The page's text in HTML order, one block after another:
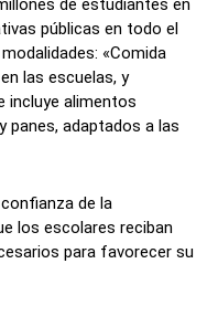
de estudiantes en
públicas en todo el
«Comida
las escuelas, y
incluye alimentos
adaptados a las
de la
los escolares reciban
para favorecer su